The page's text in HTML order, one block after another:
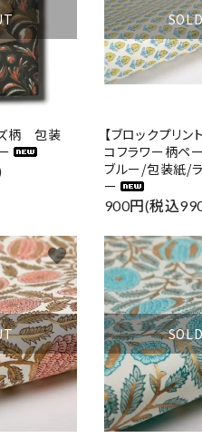
ズ柄 包装
【ブロックプリ
コフラワー柄ペ
ブルー/包装紙/
ー
900円(税込
favorite